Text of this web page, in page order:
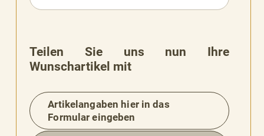
Teilen Sie uns nun Ihre
Wunschartikel mit
Artikelangaben hier in das
Formular eingeben